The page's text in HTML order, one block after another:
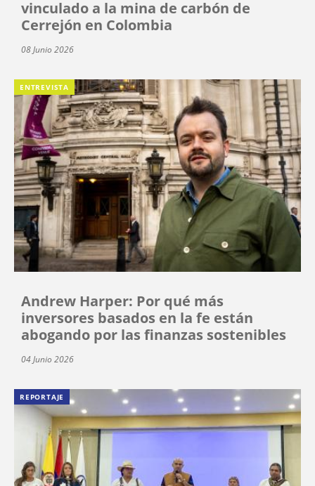
vinculado a la mina de carbón de
Cerrejón en Colombia
08 Junio 2026
ENTREVISTA
Andrew Harper: Por qué más
inversores basados en la fe están
abogando por las finanzas sostenibles
04 Junio 2026
REPORTAJE